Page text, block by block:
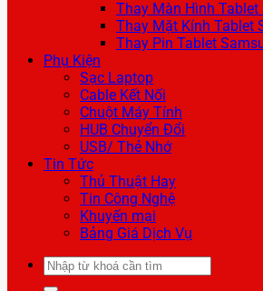
Thay Màn Hình Tablet
Thay Mặt Kính Tablet
Thay Pin Tablet
Phụ Kiện
Sạc Laptop
Cable Kết Nối
Chuột Máy Tính
HUB Chuyển Đổi
USB/ Thẻ Nhớ
Tin Tức
Thủ Thuật Hay
Tin Công Nghệ
Khuyến mại
Bảng Giá Dịch Vụ
Tìm
kiếm: